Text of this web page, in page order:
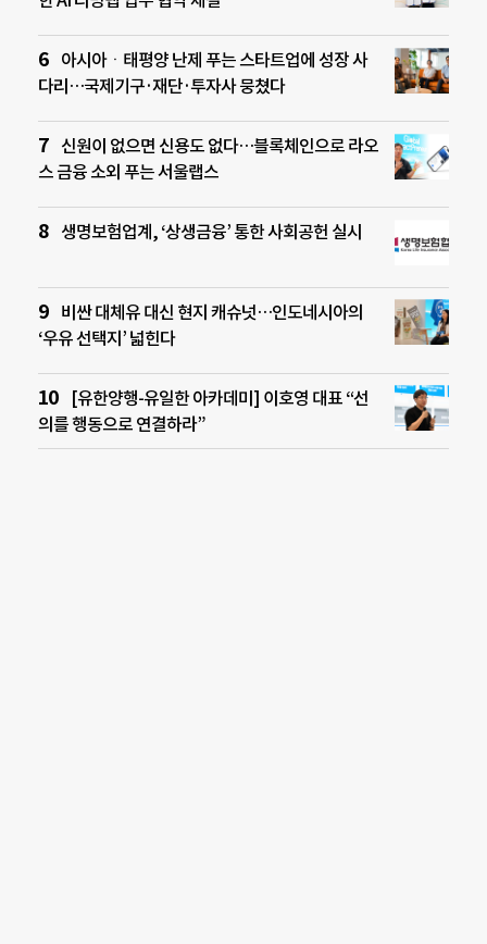
아시아ㆍ태평양 난제 푸는 스타트업에 성장 사
다리…국제기구·재단·투자사 뭉쳤다
신원이 없으면 신용도 없다…블록체인으로 라오
스 금융 소외 푸는 서울랩스
생명보험업계, ‘상생금융’ 통한 사회공헌 실시
비싼 대체유 대신 현지 캐슈넛…인도네시아의
‘우유 선택지’ 넓힌다
[유한양행-유일한 아카데미] 이호영 대표 “선
의를 행동으로 연결하라”